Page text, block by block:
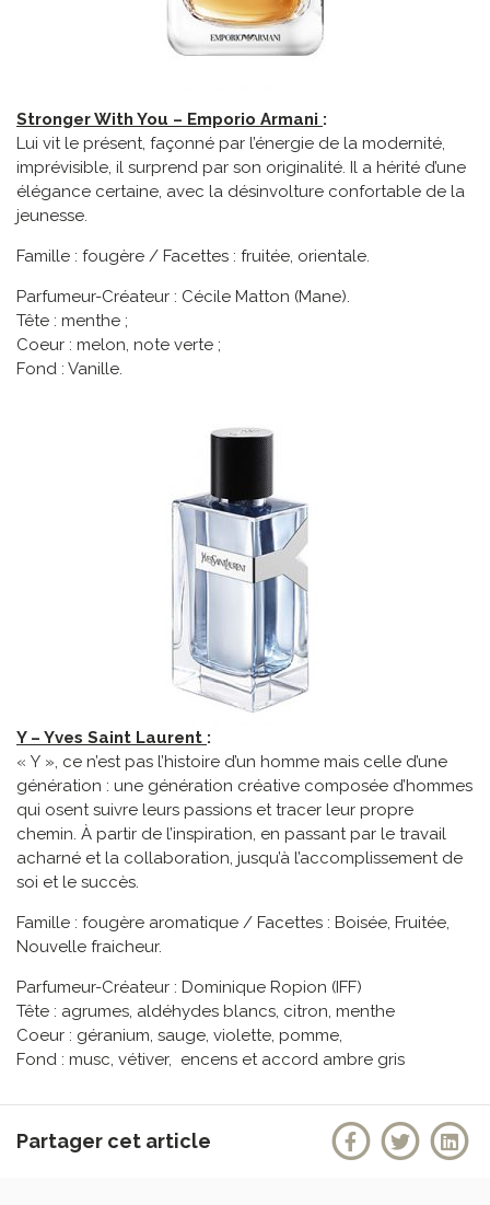
Stronger With You – Emporio Armani :
Lui vit le présent, façonné par l’énergie de la modernité,
imprévisible, il surprend par son originalité. Il a hérité d’une
élégance certaine, avec la désinvolture confortable de la
jeunesse.
Famille : fougère / Facettes : fruitée, orientale.
Parfumeur-Créateur : Cécile Matton (Mane).
Tête : menthe ;
Coeur : melon, note verte ;
Fond : Vanille.
Y – Yves Saint Laurent :
« Y », ce n’est pas l’histoire d’un homme mais celle d’une
génération : une génération créative composée d’hommes
qui osent suivre leurs passions et tracer leur propre
chemin. À partir de l’inspiration, en passant par le travail
acharné et la collaboration, jusqu’à l’accomplissement de
soi et le succès.
Famille : fougère aromatique / Facettes : Boisée, Fruitée,
Nouvelle fraicheur.
Parfumeur-Créateur : Dominique Ropion (IFF)
Tête : agrumes, aldéhydes blancs, citron, menthe
Coeur : géranium, sauge, violette, pomme,
Fond : musc, vétiver, encens et accord ambre gris
Partager cet article